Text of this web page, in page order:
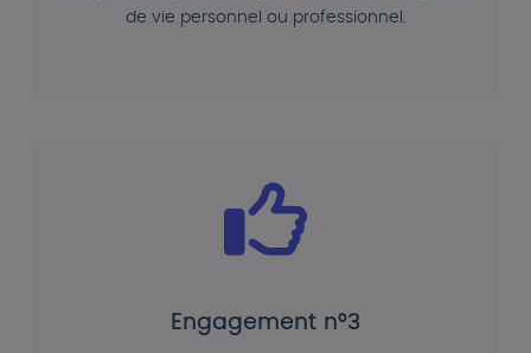
de vie personnel ou professionnel.
Engagement n°3